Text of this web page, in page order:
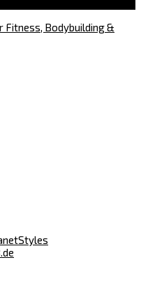
Fitness, Bodybuilding &